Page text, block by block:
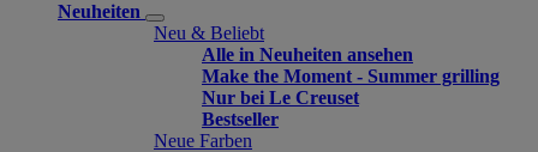
Neuheiten
Neu & Beliebt
Alle in Neuheiten ansehen
Make the Moment - Summer grilling
Nur bei Le Creuset
Bestseller
Neue Farben